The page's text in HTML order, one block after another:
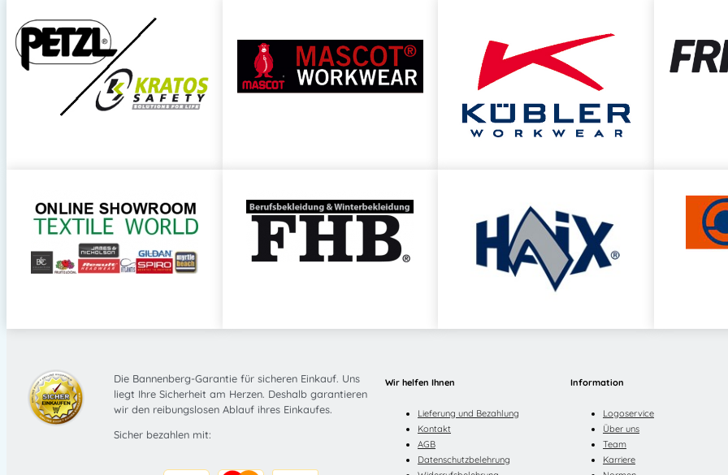
Die Bannenberg-Garantie für sicheren Einkauf. Uns
liegt Ihre Sicherheit am Herzen. Deshalb garantieren
wir den reibungslosen Ablauf ihres Einkaufes.
Sicher bezahlen mit:
Wir helfen Ihnen
Lieferung und Bezahlung
Kontakt
AGB
Datenschutzbelehrung
Information
Logoservice
Über uns
Team
Karriere